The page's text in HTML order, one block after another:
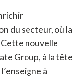
du secteur, où la
Cette nouvelle
Group, à la tête
à